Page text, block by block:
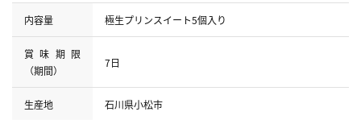
内容量 極生プリンスイート5個入り
賞味期限
（期間）
7日
生産地 石川県小松市